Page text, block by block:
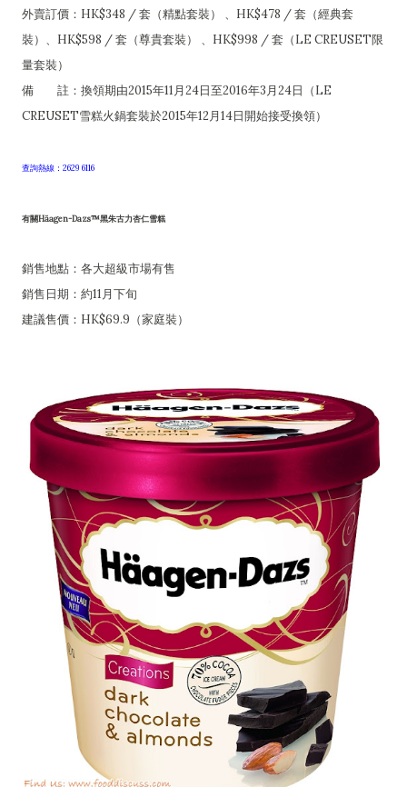
外賣訂價：HK$348 / 套（精點套裝） 、HK$478 / 套（經典套
裝）、HK$598 / 套（尊貴套裝） 、HK$998 / 套（LE CREUSET限
量套裝）
備 註：換領期由2015年11月24日至2016年3月24日（LE
CREUSET雪糕火鍋套裝於2015年12月14日開始接受換領）
查詢熱線：2629 6116
有關Häagen-Dazs™黑朱古力杏仁雪糕
銷售地點：各大超級市場有售
銷售日期：約11月下旬
建議售價：HK$69.9（家庭裝）